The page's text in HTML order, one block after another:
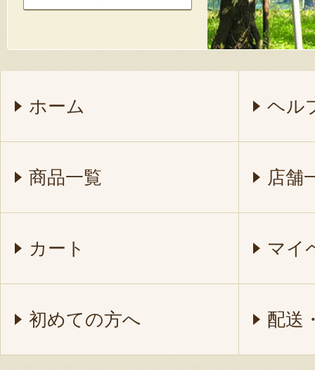
ホーム ヘル
商品一覧 店舗
カート マイ
初めての方へ 配送